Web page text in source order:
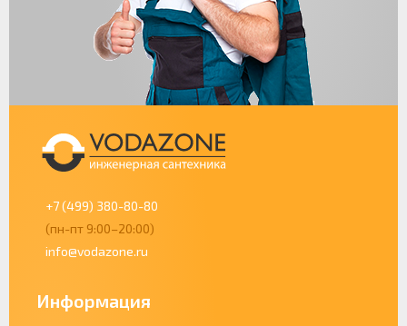
+7 (499) 380-80-80
(пн-пт 9:00–20:00)
info@vodazone.ru
Информация